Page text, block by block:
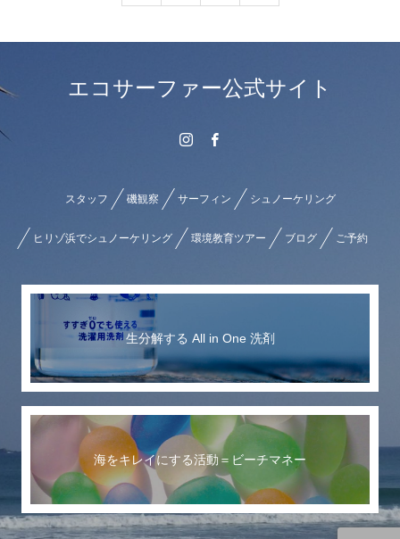
エコサーファー公式サイト
スタッフ 磯観察 サーフィン シュノーケリング
ヒリゾ浜でシュノーケリング 環境教育ツアー ブログ ご予約
生分解する All in One 洗剤
海をキレイにする活動＝ビーチマネー